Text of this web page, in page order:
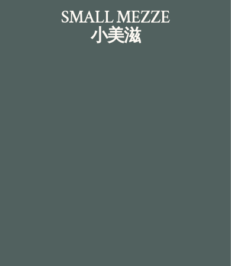
SMALL MEZZE
小美滋